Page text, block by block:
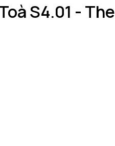
S4.01 - The